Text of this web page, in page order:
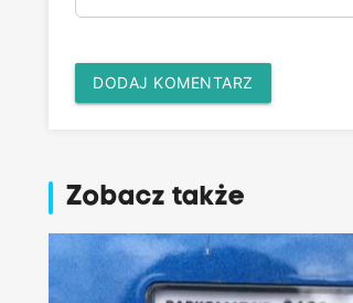
DODAJ KOMENTARZ
Zobacz także